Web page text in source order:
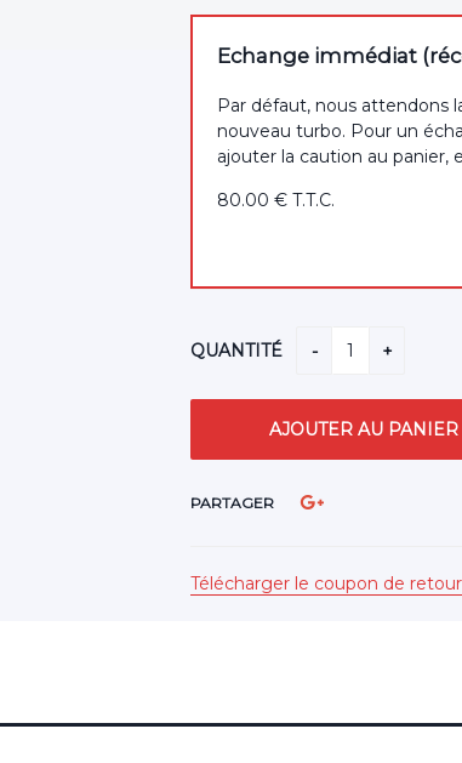
Echange immédiat
Par défaut, nous attendons
nouveau turbo. Pour un
ajouter la caution au panier,
80.00 € T.T.C.
QUANTITÉ
PARTAGER
Télécharger le coupon de